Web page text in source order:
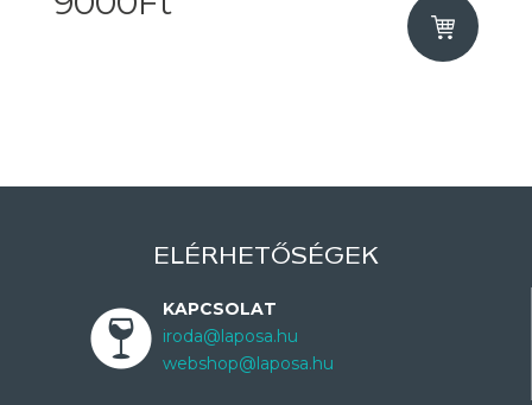
ELÉRHETŐSÉGEK
KAPCSOLAT
iroda@laposa.hu
webshop@laposa.hu